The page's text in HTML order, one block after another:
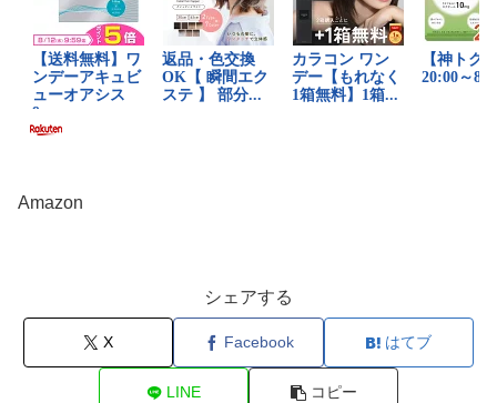
Amazon
シェアする
X Facebook はてブ
LINE コピー